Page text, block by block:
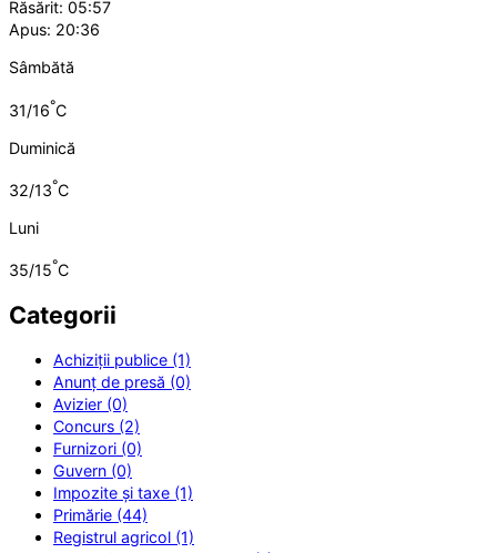
Răsărit: 05:57
Apus: 20:36
Sâmbătă
31/16°C
Duminică
32/13°C
Luni
35/15°C
Categorii
Achiziții publice (1)
Anunț de presă (0)
Avizier (0)
Concurs (2)
Furnizori (0)
Guvern (0)
Impozite și taxe (1)
Primărie (44)
Registrul agricol (1)